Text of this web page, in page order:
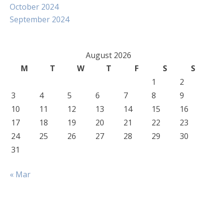
October 2024
September 2024
August 2026
M
T W T F S
S
1
2
3
4 5 6 7 8
9
10
11 12 13 14 15
16
17
18 19 20 21 22
23
24
25 26 27 28 29
30
31
« Mar